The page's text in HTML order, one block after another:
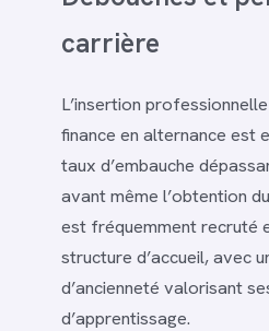
carrière
L’insertion
finance en alternance est
taux d’embauche
avant même l’obtention
est fréquemment recruté
structure d’accueil, avec
d’ancienneté valorisant
d’apprentissage.